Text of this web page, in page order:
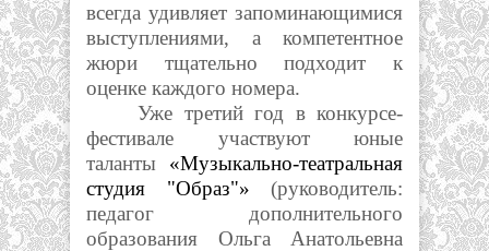
всегда удивляет запоминающимися
выступлениями, а компетентное
жюри тщательно подходит к
оценке каждого номера.
Уже третий год в конкурсе-
фестивале участвуют юные
таланты «Музыкально-театральная
студия "Образ"»
(руководитель:
педагог дополнительного
образования Ольга Анатольевна